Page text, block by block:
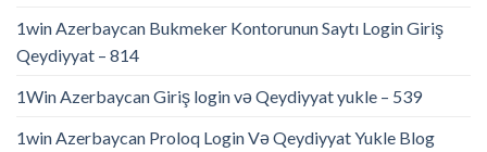
1win Azerbaycan Bukmeker Kontorunun Saytı Login Giriş
Qeydiyyat – 814
1Win Azerbaycan Giriş login və Qeydiyyat yukle – 539
1win Azerbaycan Proloq Login Və Qeydiyyat Yukle Blog